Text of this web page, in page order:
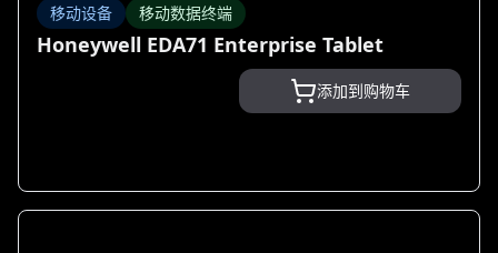
移动设备 移动数据终端
Honeywell EDA71 Enterprise Tablet
添加到购物车